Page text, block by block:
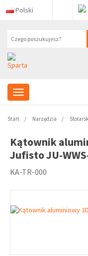
Polski
Start Narzędzia
Kątownik
Jufisto JU-
KA-TR-000